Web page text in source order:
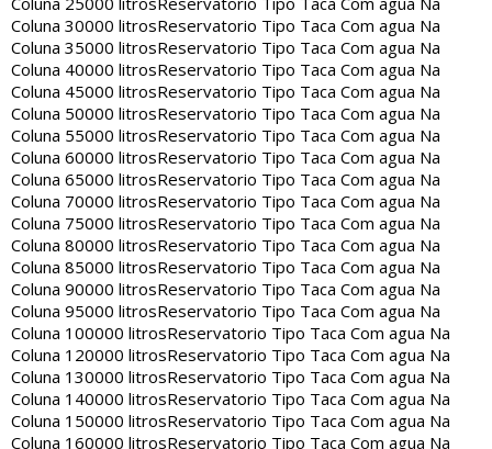
Coluna 30000 litrosReservatorio Tipo Taca Com agua Na
Coluna 35000 litrosReservatorio Tipo Taca Com agua Na
Coluna 40000 litrosReservatorio Tipo Taca Com agua Na
Coluna 45000 litrosReservatorio Tipo Taca Com agua Na
Coluna 50000 litrosReservatorio Tipo Taca Com agua Na
Coluna 55000 litrosReservatorio Tipo Taca Com agua Na
Coluna 60000 litrosReservatorio Tipo Taca Com agua Na
Coluna 65000 litrosReservatorio Tipo Taca Com agua Na
Coluna 70000 litrosReservatorio Tipo Taca Com agua Na
Coluna 75000 litrosReservatorio Tipo Taca Com agua Na
Coluna 80000 litrosReservatorio Tipo Taca Com agua Na
Coluna 85000 litrosReservatorio Tipo Taca Com agua Na
Coluna 90000 litrosReservatorio Tipo Taca Com agua Na
Coluna 95000 litrosReservatorio Tipo Taca Com agua Na
Coluna 100000 litrosReservatorio Tipo Taca Com agua Na
Coluna 120000 litrosReservatorio Tipo Taca Com agua Na
Coluna 130000 litrosReservatorio Tipo Taca Com agua Na
Coluna 140000 litrosReservatorio Tipo Taca Com agua Na
Coluna 150000 litrosReservatorio Tipo Taca Com agua Na
Coluna 160000 litrosReservatorio Tipo Taca Com agua Na